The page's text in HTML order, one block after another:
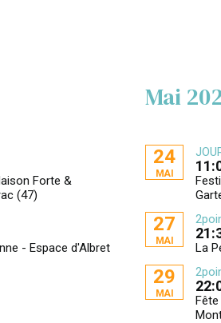
Forte &
(47)
- Espace d'Albret
Mai
24
MAI
27
MAI La
29
MAI